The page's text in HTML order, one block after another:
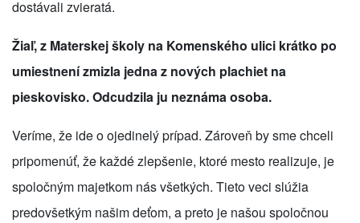
dostávali zvieratá.
Žiaľ, z Materskej školy na Komenského ulici krátko po
umiestnení zmizla jedna z nových plachiet na
pieskovisko. Odcudzila ju neznáma osoba.
Veríme, že ide o ojedinelý prípad. Zároveň by sme chceli
pripomenúť, že každé zlepšenie, ktoré mesto realizuje, je
spoločným majetkom nás všetkých. Tieto veci slúžia
predovšetkým našim deťom, a preto je našou spoločnou